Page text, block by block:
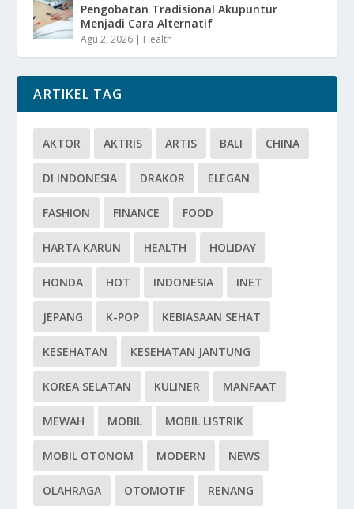
Pengobatan Tradisional Akupuntur
Menjadi Cara Alternatif
Agu 2, 2026 | Health
ARTIKEL TAG
AKTOR AKTRIS ARTIS BALI CHINA
DI INDONESIA DRAKOR ELEGAN
FASHION FINANCE FOOD
HARTA KARUN HEALTH HOLIDAY
HONDA HOT INDONESIA INET
JEPANG K-POP KEBIASAAN SEHAT
KESEHATAN KESEHATAN JANTUNG
KOREA SELATAN KULINER MANFAAT
MEWAH MOBIL MOBIL LISTRIK
MOBIL OTONOM MODERN NEWS
OLAHRAGA OTOMOTIF RENANG